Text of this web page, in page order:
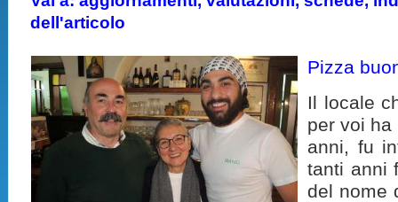
dell'articolo
Pizza
Il locale
per voi ha
anni, fu
tanti anni
del nome